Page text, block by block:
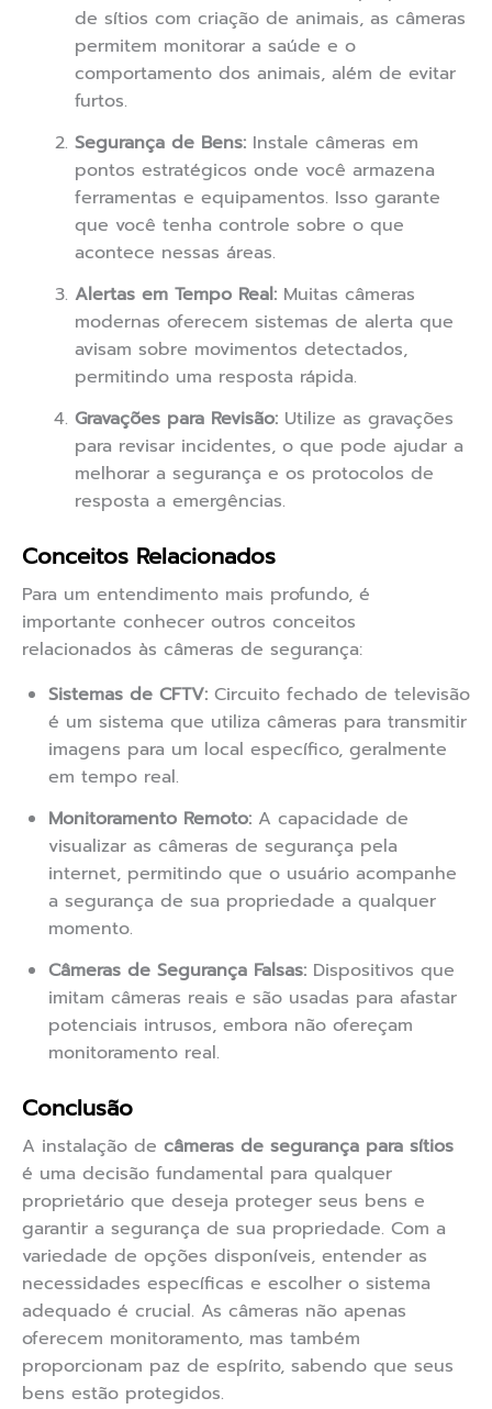
de sítios com criação de animais, as câmeras
permitem monitorar a saúde e o
comportamento dos animais, além de evitar
furtos.
Segurança de Bens: Instale câmeras em
pontos estratégicos onde você armazena
ferramentas e equipamentos. Isso garante
que você tenha controle sobre o que
acontece nessas áreas.
Alertas em Tempo Real: Muitas câmeras
modernas oferecem sistemas de alerta que
avisam sobre movimentos detectados,
permitindo uma resposta rápida.
Gravações para Revisão: Utilize as gravações
para revisar incidentes, o que pode ajudar a
melhorar a segurança e os protocolos de
resposta a emergências.
Conceitos Relacionados
Para um entendimento mais profundo, é
importante conhecer outros conceitos
relacionados às câmeras de segurança:
Sistemas de CFTV: Circuito fechado de televisão
é um sistema que utiliza câmeras para transmitir
imagens para um local específico, geralmente
em tempo real.
Monitoramento Remoto: A capacidade de
visualizar as câmeras de segurança pela
internet, permitindo que o usuário acompanhe
a segurança de sua propriedade a qualquer
momento.
Câmeras de Segurança Falsas: Dispositivos que
imitam câmeras reais e são usadas para afastar
potenciais intrusos, embora não ofereçam
monitoramento real.
Conclusão
A instalação de câmeras de segurança para sítios
é uma decisão fundamental para qualquer
proprietário que deseja proteger seus bens e
garantir a segurança de sua propriedade. Com a
variedade de opções disponíveis, entender as
necessidades específicas e escolher o sistema
adequado é crucial. As câmeras não apenas
oferecem monitoramento, mas também
proporcionam paz de espírito, sabendo que seus
bens estão protegidos.